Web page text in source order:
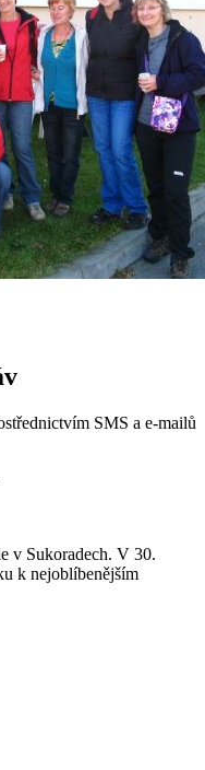
SMS a e-mailů
v Sukoradech. V 30.
k nejoblíbenějším